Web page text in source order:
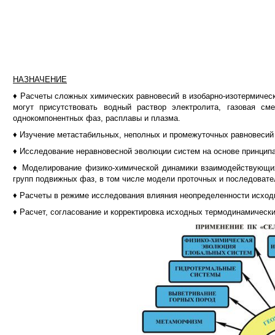
НАЗНАЧЕНИЕ
♦ Расчеты сложных химических равновесий в изобарно-
могут присутствовать водный раствор электролита,
однокомпонентных фаз, расплавы и плазма.
♦ Изучение метастабильных, неполных и промежуточных
♦ Исследование неравновесной эволюции систем на основе
♦ Моделирование физико-химической динамики
групп подвижных фаз, в том числе модели проточных и
♦ Расчеты в режиме исследования влияния неопределенности
♦ Расчет, согласование и корректировка исходных